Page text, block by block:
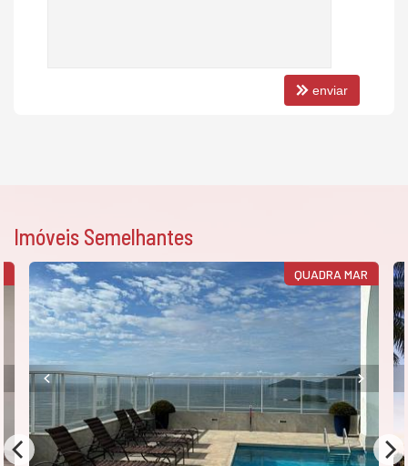
enviar
Imóveis Semelhantes
QUADRA MAR